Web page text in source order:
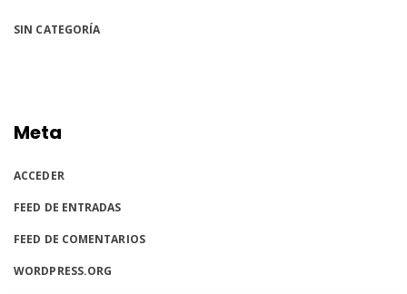
SIN CATEGORÍA
Meta
ACCEDER
FEED DE ENTRADAS
FEED DE COMENTARIOS
WORDPRESS.ORG